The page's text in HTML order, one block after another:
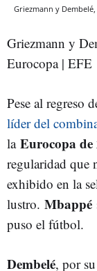
Griezmann y
Griezmann y
Eurocopa | EFE
Pese al regreso
líder del
la Eurocopa de
regularidad que
exhibido en la
lustro. Mbappé
puso el fútbol.
Dembelé, por